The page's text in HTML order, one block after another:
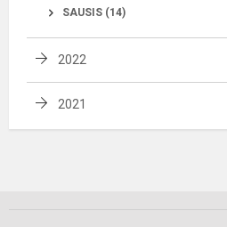
SAUSIS (14)
2022
2021